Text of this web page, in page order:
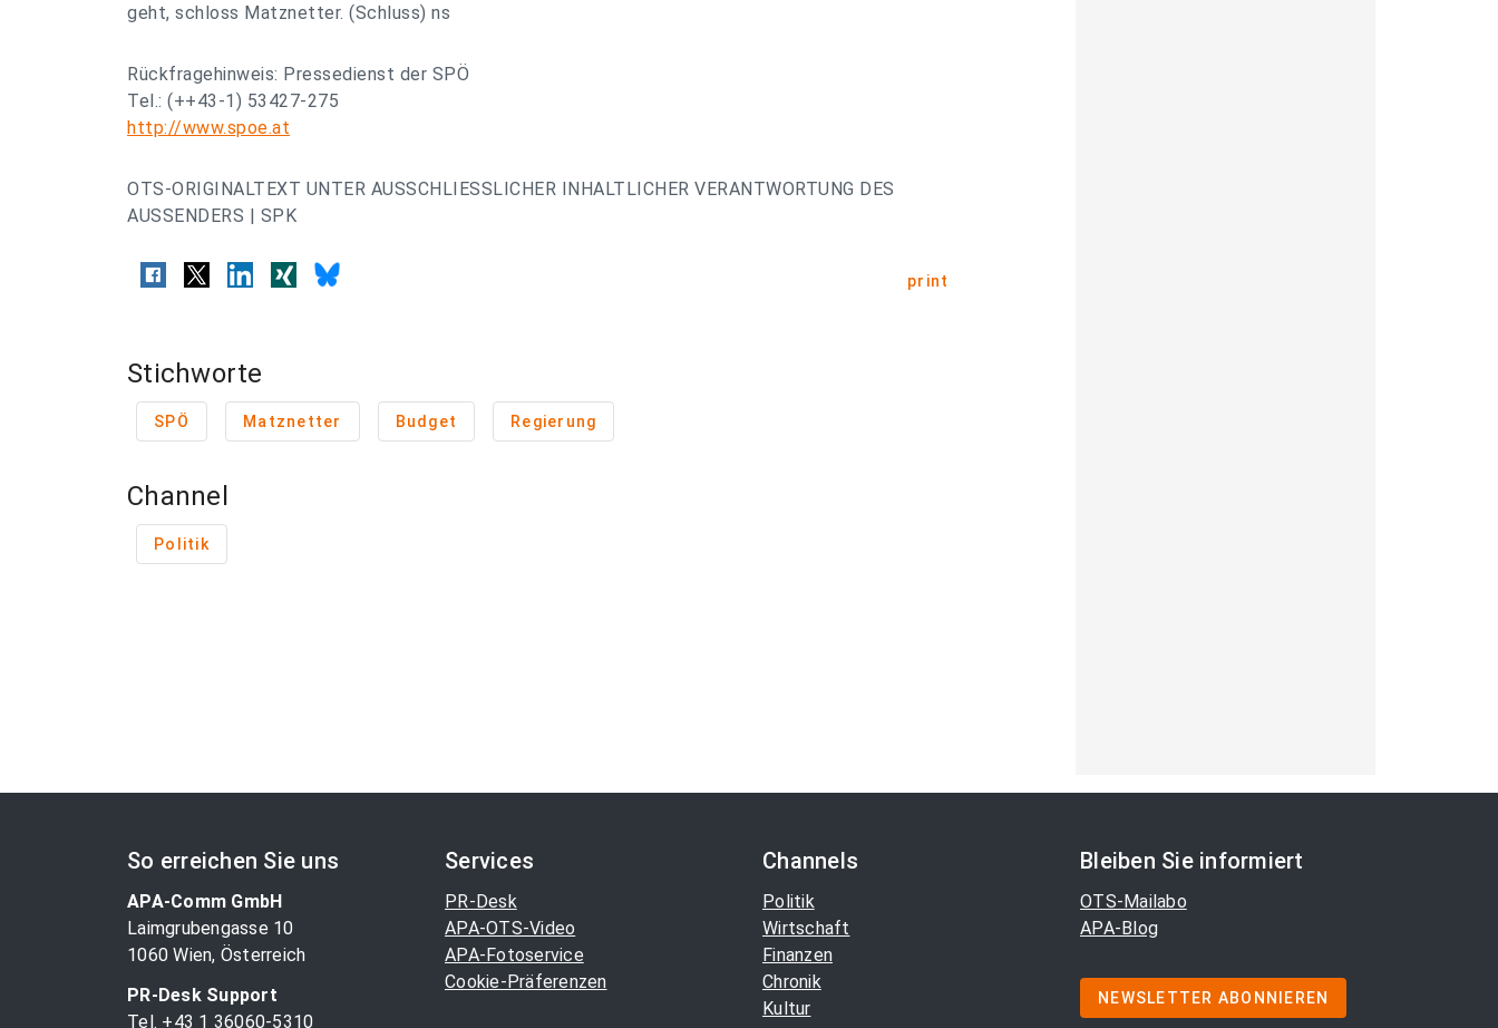
geht, schloss Matznetter. (Schluss) ns
Rückfragehinweis: Pressedienst der SPÖ
Tel.: (++43-1) 53427-275
http://www.spoe.at
OTS-ORIGINALTEXT UNTER AUSSCHLIESSLICHER INHALTLICHER VERANTWORTUNG DES
AUSSENDERS | SPK
print
Stichworte
SPÖ Matznetter Budget Regierung
Channel
Politik
So erreichen Sie uns
APA-Comm GmbH
Laimgrubengasse 10
1060 Wien, Österreich
PR-Desk Support
Tel. +43 1 36060-5310
Services
PR-Desk
APA-OTS-Video
APA-Fotoservice
Cookie-Präferenzen
Channels
Politik
Wirtschaft
Finanzen
Chronik
Kultur
Bleiben Sie informiert
OTS-Mailabo
APA-Blog
NEWSLETTER ABONNIEREN